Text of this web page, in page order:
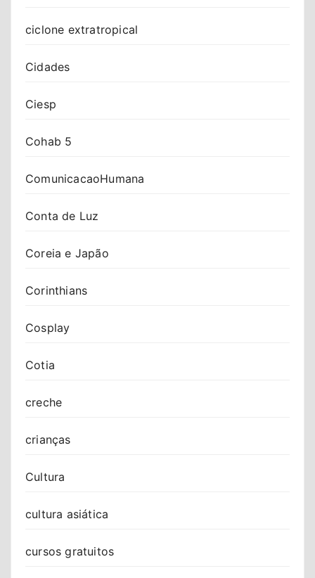
ciclone extratropical
Cidades
Ciesp
Cohab 5
ComunicacaoHumana
Conta de Luz
Coreia e Japão
Corinthians
Cosplay
Cotia
creche
crianças
Cultura
cultura asiática
cursos gratuitos